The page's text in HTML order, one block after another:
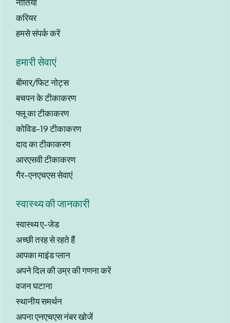
करियर
हमसे संपर्क करें
हमारी सेवाएं
बीमार/फिट नोट्स
बचपन के टीकाकरण
फ्लू का टीकाकरण
कोविड-19 टीकाकरण
दाद का टीकाकरण
आरएसवी टीकाकरण
गैर-एनएचएस सेवाएं
स्वास्थ्य की जानकारी
स्वास्थ्य ए-जेड
अच्छी तरह से रहते हैं
आपका माइंड प्लान
अपने दिल की उम्र की गणना करें
वजन घटाना
स्थानीय समर्थन
अपना एनएचएस नंबर खोजें